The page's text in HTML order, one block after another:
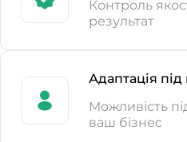
Контроль
результат
Адаптація під
Можливість
ваш бізнес